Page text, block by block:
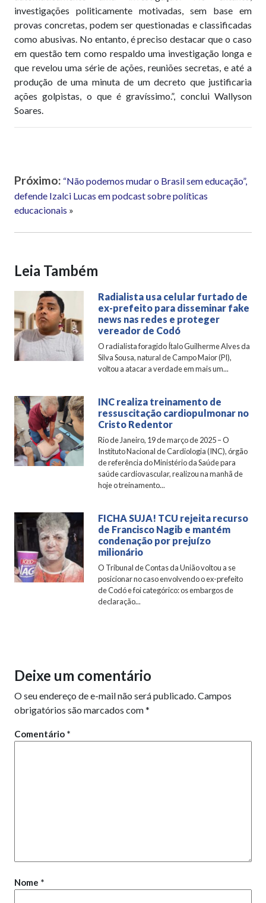
investigações politicamente motivadas, sem base em
provas concretas, podem ser questionadas e classificadas
como abusivas. No entanto, é preciso destacar que o caso
em questão tem como respaldo uma investigação longa e
que revelou uma série de ações, reuniões secretas, e até a
produção de uma minuta de um decreto que justificaria
ações golpistas, o que é gravíssimo.”, conclui Wallyson
Soares.
Próximo: “Não podemos mudar o Brasil sem educação”,
defende Izalci Lucas em podcast sobre políticas
educacionais »
Leia Também
Radialista usa celular furtado de
ex-prefeito para disseminar fake
news nas redes e proteger
vereador de Codó
O radialista foragido Ítalo Guilherme Alves da
Silva Sousa, natural de Campo Maior (PI),
voltou a atacar a verdade em mais um...
INC realiza treinamento de
ressuscitação cardiopulmonar no
Cristo Redentor
Rio de Janeiro, 19 de março de 2025 – O
Instituto Nacional de Cardiologia (INC), órgão
de referência do Ministério da Saúde para
saúde cardiovascular, realizou na manhã de
hoje o treinamento...
FICHA SUJA! TCU rejeita recurso
de Francisco Nagib e mantém
condenação por prejuízo
milionário
O Tribunal de Contas da União voltou a se
posicionar no caso envolvendo o ex-prefeito
de Codó e foi categórico: os embargos de
declaração...
Deixe um comentário
O seu endereço de e-mail não será publicado.Campos
obrigatórios são marcados com*
Comentário *
Nome *